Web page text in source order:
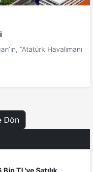
“Atatürk Havalimanı
Dön